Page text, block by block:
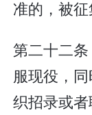
准的，被征
第二十二
服现役，
织招录或